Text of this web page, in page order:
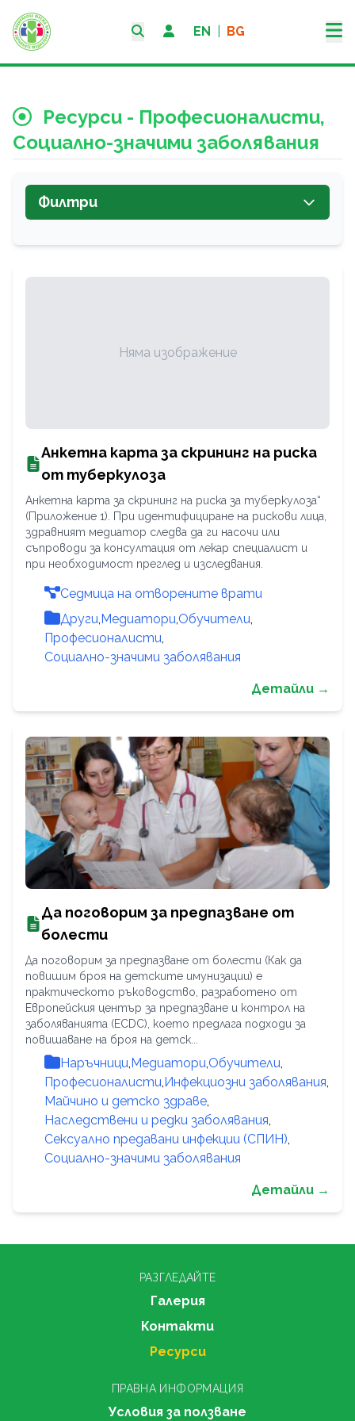
EN BG
Ресурси - Професионалисти,
Социално-значими заболявания
Филтри
Няма изображение
Анкетна карта за скрининг на риска
от туберкулоза
Анкетна карта за скрининг на риска за туберкулоза“
(Приложение 1). При идентифициране на рискови лица,
здравният медиатор следва да ги насочи или
съпроводи за консултация от лекар специалист и
при необходимост преглед и изследвания.
Седмица на отворените врати
Други,Медиатори,Обучители,
Професионалисти,
Социално-значими заболявания
Детайли →
Да поговорим за предпазване от
болести
Да поговорим за предпазване от болести (Как да
повишим броя на детските имунизации) е
практическото ръководство, разработено от
Европейския център за предпазване и контрол на
заболяванията (ECDC), което предлага подходи за
повишаване на броя на детск...
Наръчници,Медиатори,Обучители,
Професионалисти,Инфекциозни заболявания,
Майчино и детско здраве,
Наследствени и редки заболявания,
Сексуално предавани инфекции (СПИН),
Социално-значими заболявания
Детайли →
РАЗГЛЕДАЙТЕ
Галерия
Контакти
Ресурси
ПРАВНА ИНФОРМАЦИЯ
Условия за ползване